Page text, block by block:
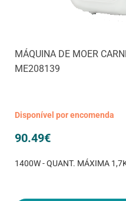
MÁQUINA DE MOER
ME208139
Disponível por encomenda
90.49€
1400W - QUANT. MÁXIMA